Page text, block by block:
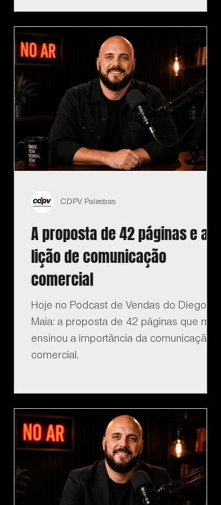
A proposta de 42 páginas e a
lição de comunicação
comercial
Hoje no Podcast de Vendas do Diego
Maia: a proposta de 42 páginas que me
ensinou a importância da comunicação
comercial.
CDPV Palestras